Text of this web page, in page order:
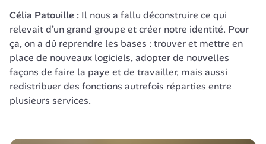
Célia Patouille : Il nous a fallu déconstruire ce qui
relevait d’un grand groupe et créer notre identité. Pour
ça, on a dû reprendre les bases : trouver et mettre en
place de nouveaux logiciels, adopter de nouvelles
façons de faire la paye et de travailler, mais aussi
redistribuer des fonctions autrefois réparties entre
plusieurs services.